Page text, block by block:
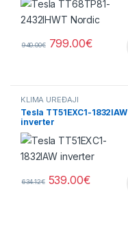
940.00€ 799.00€
KLIMA UREĐAJI
Tesla TT51EXC1-1832IAW
inverter
634.12€ 539.00€